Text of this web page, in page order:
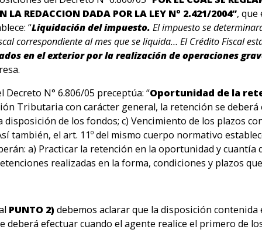
LA REDACCION DADA POR LA LEY Nº 2.421/2004”, que
“Liquidación del impuesto. El impuesto se
correspondiente al mes que se liquida… El Crédito Fiscal
en el exterior por la realización de operaciones
Decreto N° 6.806/05 preceptúa: “Oportunidad de la
Tributaria con carácter general, la retención se
disposición de los fondos; c) Vencimiento de los plazos
también, el art. 11º del mismo cuerpo normativo
a) Practicar la retención en la oportunidad y
realizadas en la forma, condiciones y plazos
PUNTO 2)debemos aclarar que la disposición contenida
deberá efectuar cuando el agente realice el primero de